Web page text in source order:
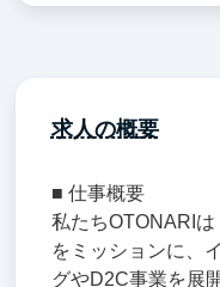
求人の概要
■ 仕事概要
私たちOTONARIは
をミッションに、
グやD2C事業を展